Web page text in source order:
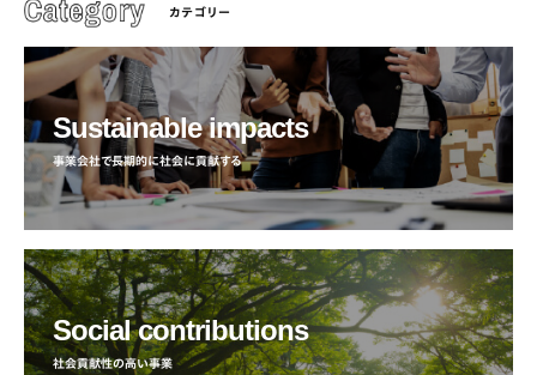
カテゴリー
Sustainable impacts
事業会社で長期的に社会に貢献する
Social contributions
社会貢献性の高い事業